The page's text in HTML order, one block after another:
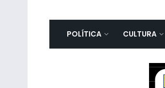
POLÍTICA CULTURA